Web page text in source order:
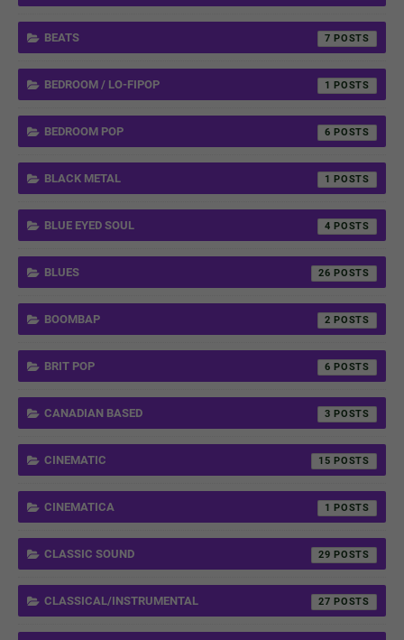
BEATS 7
BEDROOM / LO-FIPOP 1
BEDROOM POP 6
BLACK METAL 1
BLUE EYED SOUL 4
BLUES 26
BOOMBAP 2
BRIT POP 6
CANADIAN BASED 3
CINEMATIC 15
CINEMATICA 1
CLASSIC SOUND 29
CLASSICAL/INSTRUMENTAL 27